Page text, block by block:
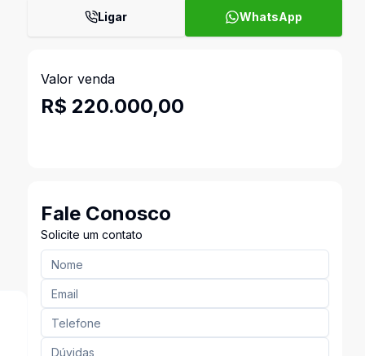
Ligar WhatsApp
Valor venda
R$ 220.000,00
Fale Conosco
Solicite um contato